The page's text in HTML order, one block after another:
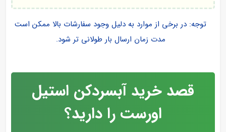
توجه: در برخی از موارد به دلیل وجود سفارشات بالا ممکن است
مدت زمان ارسال بار طولانی تر شود.
قصد خرید آبسردکن استیل
اورست را دارید؟